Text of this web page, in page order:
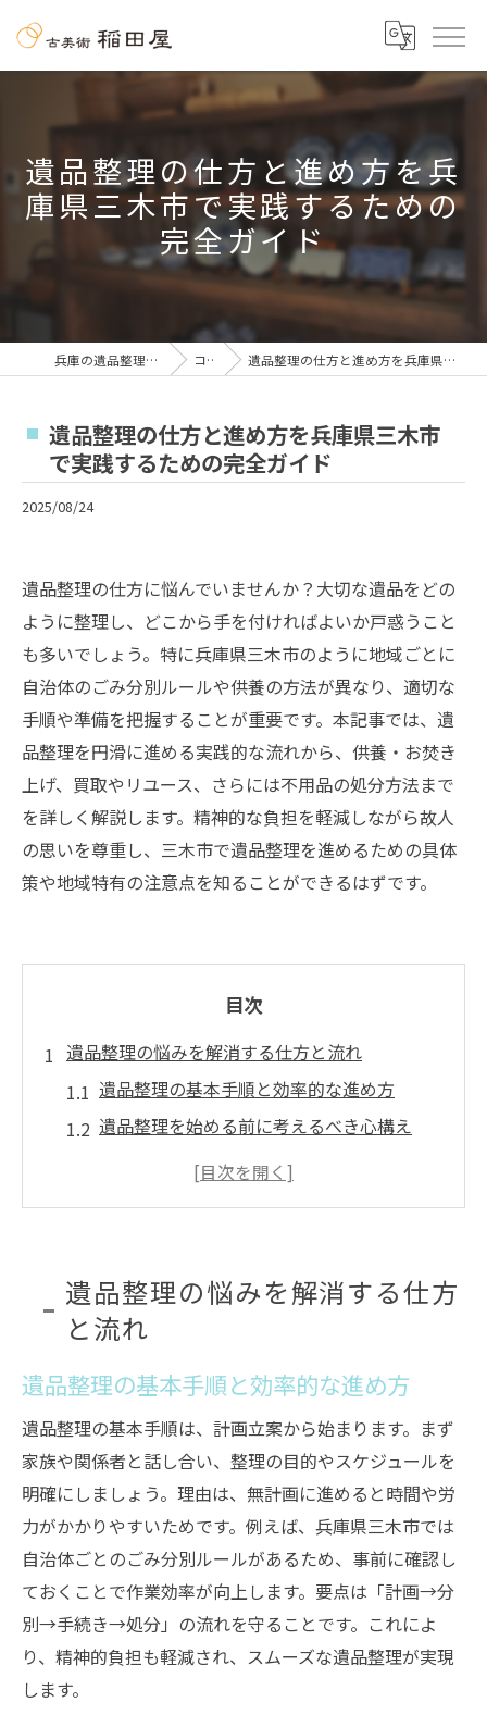
遺品整理の仕方と進め方を兵
庫県三木市で実践するための
完全ガイド
兵庫の遺品整理なら古美術 稲田屋 コラム 遺品整理の仕方と進め方を兵庫県三木市で実践するための完全ガイド
遺品整理の仕方と進め方を兵庫県三木市
で実践するための完全ガイド
2025/08/24
遺品整理の仕方に悩んでいませんか？大切な遺品をどの
ように整理し、どこから手を付ければよいか戸惑うこと
も多いでしょう。特に兵庫県三木市のように地域ごとに
自治体のごみ分別ルールや供養の方法が異なり、適切な
手順や準備を把握することが重要です。本記事では、遺
品整理を円滑に進める実践的な流れから、供養・お焚き
上げ、買取やリユース、さらには不用品の処分方法まで
を詳しく解説します。精神的な負担を軽減しながら故人
の思いを尊重し、三木市で遺品整理を進めるための具体
策や地域特有の注意点を知ることができるはずです。
目次
遺品整理の悩みを解消する仕方と流れ
遺品整理の基本手順と効率的な進め方
遺品整理を始める前に考えるべき心構え
遺品整理の悩みを減らすポイントとは
遺品整理で困った時の相談先の選び方
三木市で遺品整理を始める前に知るべき準備
遺品整理の事前準備で押さえるべき点
三木市での遺品整理に必要な手続き
遺品整理のための持ち物チェックリスト
自治体ルールを守った遺品整理の準備法
遺品整理の計画を立てる時の注意事項
遺品整理を安心して行うための準備ポイン
ト
自分でできる遺品整理の基本と注意点
自分で行う遺品整理の基本ステップを解説
遺品整理の悩みを解消する仕方
と流れ
遺品整理の基本手順と効率的な進め方
遺品整理の基本手順は、計画立案から始まります。まず
家族や関係者と話し合い、整理の目的やスケジュールを
明確にしましょう。理由は、無計画に進めると時間や労
力がかかりやすいためです。例えば、兵庫県三木市では
自治体ごとのごみ分別ルールがあるため、事前に確認し
ておくことで作業効率が向上します。要点は「計画→分
別→手続き→処分」の流れを守ることです。これによ
り、精神的負担も軽減され、スムーズな遺品整理が実現
します。